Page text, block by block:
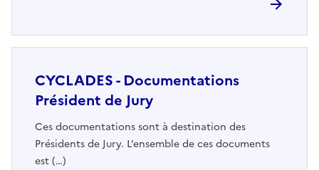
CYCLADES - Documentations
Président de Jury
Ces documentations sont à destination des
Présidents de Jury. L’ensemble de ces documents
est (…)